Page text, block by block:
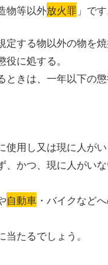
物等以外放火罪 」です
する物以外の物を
に処する。
きは、一年以下の
使用し又は現に人が
、かつ、現に人がい
自動車 ・バイクなど
たるでしょう。